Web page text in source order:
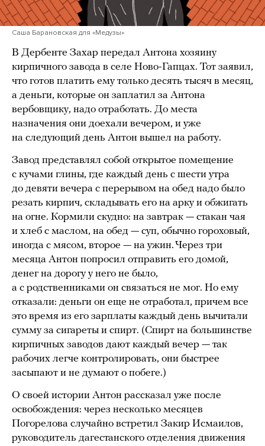
Саша Барановская для «Медузы»
В Дербенте Захар передал Антона хозяину
кирпичного завода в селе Ново-Гапцах. Тот заявил,
что готов платить ему только десять тысяч в месяц,
а деньги, которые он заплатил за Антона
вербовщику, надо отработать. До места
назначения они доехали вечером, и уже
на следующий день Антон вышел на работу.
Завод представлял собой открытое помещение
с кучами глины, где каждый день с шести утра
до девяти вечера с перерывом на обед надо было
резать кирпич, складывать его на арку и обжигать
на огне. Кормили скудно: на завтрак — стакан чая
и хлеб с маслом, на обед — суп, обычно гороховый,
иногда с мясом, второе — на ужин. Через три
месяца Антон попросил отправить его домой,
денег на дорогу у него не было,
а с родственниками он связаться не мог. Но ему
отказали: деньги он еще не отработал, причем все
это время из его зарплаты каждый день вычитали
сумму за cигареты и спирт. (Спирт на большинстве
кирпичных заводов дают каждый вечер — так
рабочих легче контролировать, они быстрее
засыпают и не думают о побеге.)
О своей истории Антон рассказал уже после
освобождения: через несколько месяцев
Погорелова случайно встретил Закир Исмаилов,
руководитель дагестанского отделения движения